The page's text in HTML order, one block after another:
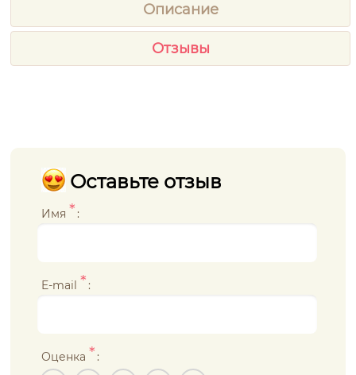
Описание
Отзывы
Оставьте отзыв
Имя * :
E-mail * :
Оценка * :